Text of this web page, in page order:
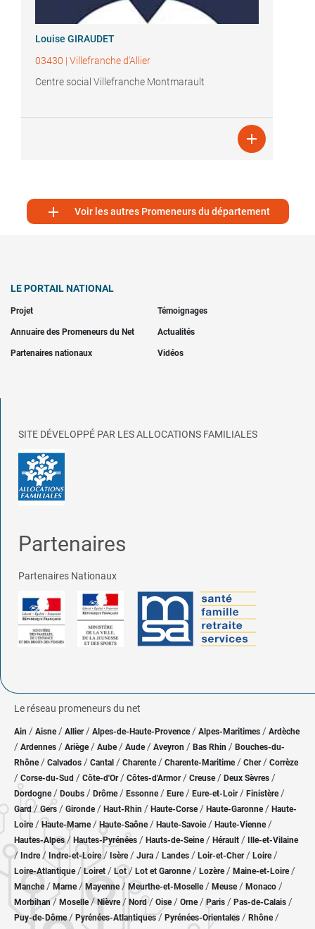
Louise GIRAUDET
03430 | Villefranche d'Allier
Centre social Villefranche Montmarault

 Voir les autres Promeneurs du département
LE PORTAIL NATIONAL
Projet Témoignages
Annuaire des Promeneurs du Net Actualités
Partenaires nationaux Vidéos
SITE DÉVELOPPÉ PAR LES ALLOCATIONS FAMILIALES
Partenaires
Partenaires Nationaux
Le réseau promeneurs du net
Ain / Aisne/ Allier/ Alpes-de-Haute-Provence / Alpes-Maritimes / Ardèche
/ Ardennes / Ariège/ Aube/ Aude / Aveyron / Bas Rhin / Bouches-du-
Rhône/ Calvados / Cantal / Charente / Charente-Maritime/ Cher / Corrèze
/ Corse-du-Sud / Côte-d'Or / Côtes-d'Armor/ Creuse/ Deux Sèvres /
Dordogne/ Doubs / Drôme/ Essonne / Eure/ Eure-et-Loir / Finistère/
Gard/Gers / Gironde/ Haut-Rhin / Haute-Corse/ Haute-Garonne/ Haute-
Loire/Haute-Marne/ Haute-Saône/ Haute-Savoie/ Haute-Vienne/
Hautes-Alpes/ Hautes-Pyrénées / Hauts-de-Seine/ Hérault / Ille-et-Vilaine
/ Indre/ Indre-et-Loire/ Isère/ Jura / Landes / Loir-et-Cher/ Loire/
Loire-Atlantique/ Loiret / Lot/ Lot et Garonne/ Lozère / Maine-et-Loire/
Manche/ Marne/ Mayenne/ Meurthe-et-Moselle/ Meuse/ Monaco /
Morbihan/ Moselle/ Nièvre / Nord/ Oise / Orne/Paris / Pas-de-Calais /
Puy-de-Dôme/ Pyrénées-Atlantiques / Pyrénées-Orientales / Rhône/